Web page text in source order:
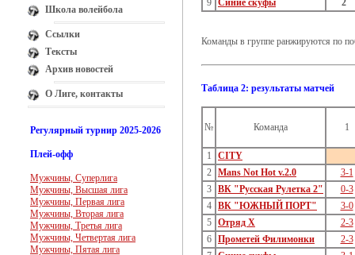
Школа волейбола
Ссылки
Тексты
Архив новостей
О Лиге, контакты
Регулярный турнир 2025-2026
Плей-офф
Мужчины, Суперлига
Мужчины, Высшая лига
Мужчины, Первая лига
Мужчины, Вторая лига
Мужчины, Третья лига
Мужчины, Четвертая лига
Мужчины, Пятая лига
9
Синие скуфы 2
Команды в группе ранжируются по
Таблица 2: результаты матчей
№ Команда 1
1
CITY
2
Mans Not Hot v.2.0
3-1
3
ВК "Русская Рулетка 2"
0-3
4
ВК "ЮЖНЫЙ ПОРТ"
3-0
5
Отряд Х
2-3
6
Прометей Филимонки
2-3